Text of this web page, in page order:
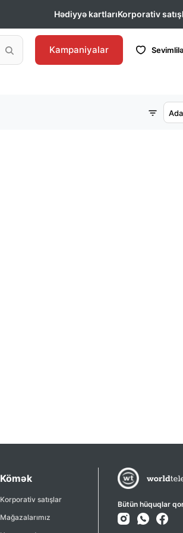
Hədiyyə kartlarıKorporativ
Kampaniyalar
Kömək
Korporativ satışlar
Mağazalarımız
Bütün hüquqlar